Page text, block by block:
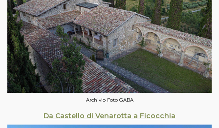
Archivio Foto GABA
Da Castello di Venarotta a Ficocchia